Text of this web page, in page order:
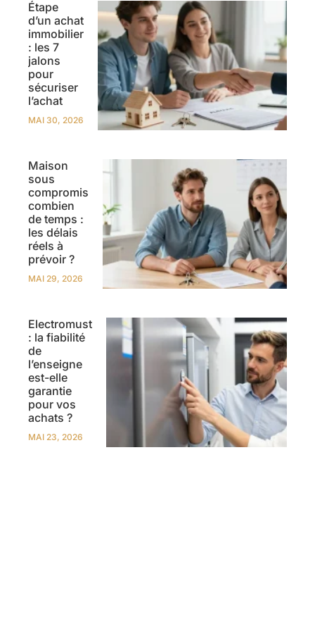
Étape
d’un achat
immobilier
: les 7
jalons
pour
sécuriser
l’achat
MAI 30, 2026
Maison
sous
compromis
combien
de temps :
les délais
réels à
prévoir ?
MAI 29, 2026
Electromust
: la fiabilité
de
l’enseigne
est-elle
garantie
pour vos
achats ?
MAI 23, 2026